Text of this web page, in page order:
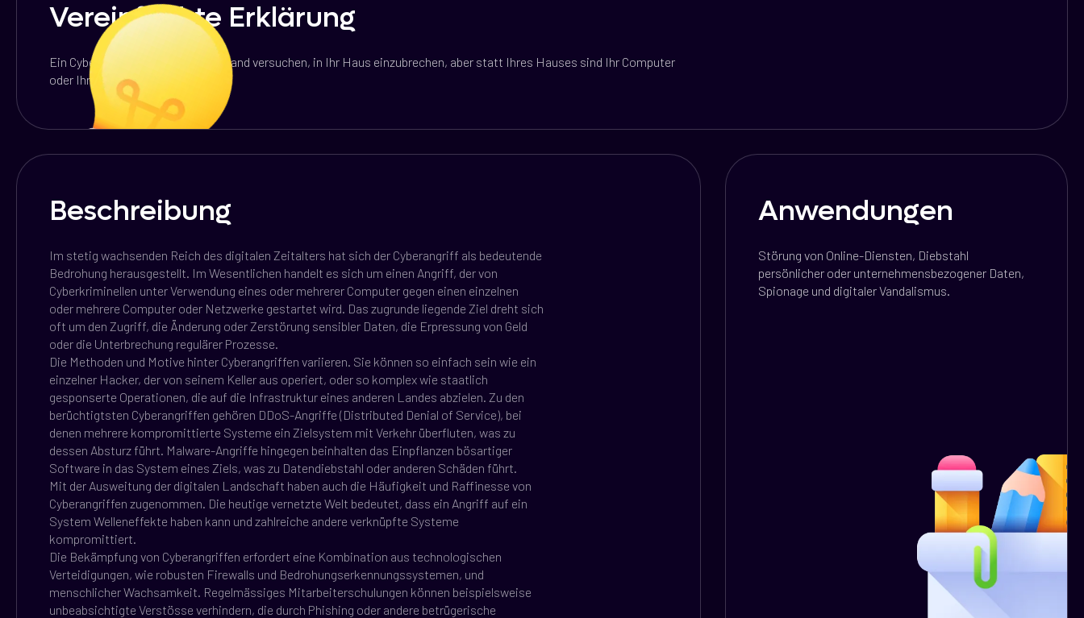
Vereinfachte Erklärung
Ein Cyberangriff ist, als würde jemand versuchen, in Ihr Haus einzubrechen, aber statt Ihres Hauses sind Ihr Computer
oder Ihre Online-Konten das Ziel.
Anwendungen
Störung von Online-Diensten, Diebstahl
persönlicher oder unternehmensbezogener Daten,
Spionage und digitaler Vandalismus.
Beschreibung
Im stetig wachsenden Reich des digitalen Zeitalters hat sich der Cyberangriff als bedeutende
Bedrohung herausgestellt. Im Wesentlichen handelt es sich um einen Angriff, der von
Cyberkriminellen unter Verwendung eines oder mehrerer Computer gegen einen einzelnen
oder mehrere Computer oder Netzwerke gestartet wird. Das zugrunde liegende Ziel dreht sich
oft um den Zugriff, die Änderung oder Zerstörung sensibler Daten, die Erpressung von Geld
oder die Unterbrechung regulärer Prozesse.
Die Methoden und Motive hinter Cyberangriffen variieren. Sie können so einfach sein wie ein
einzelner Hacker, der von seinem Keller aus operiert, oder so komplex wie staatlich
gesponserte Operationen, die auf die Infrastruktur eines anderen Landes abzielen. Zu den
berüchtigtsten Cyberangriffen gehören DDoS-Angriffe (Distributed Denial of Service), bei
denen mehrere kompromittierte Systeme ein Zielsystem mit Verkehr überfluten, was zu
dessen Absturz führt. Malware-Angriffe hingegen beinhalten das Einpflanzen bösartiger
Software in das System eines Ziels, was zu Datendiebstahl oder anderen Schäden führt.
Mit der Ausweitung der digitalen Landschaft haben auch die Häufigkeit und Raffinesse von
Cyberangriffen zugenommen. Die heutige vernetzte Welt bedeutet, dass ein Angriff auf ein
System Welleneffekte haben kann und zahlreiche andere verknüpfte Systeme
kompromittiert.
Die Bekämpfung von Cyberangriffen erfordert eine Kombination aus technologischen
Verteidigungen, wie robusten Firewalls und Bedrohungserkennungssystemen, und
menschlicher Wachsamkeit. Regelmässiges Mitarbeiterschulungen können beispielsweise
unbeabsichtigte Verstösse verhindern, die durch Phishing oder andere betrügerische